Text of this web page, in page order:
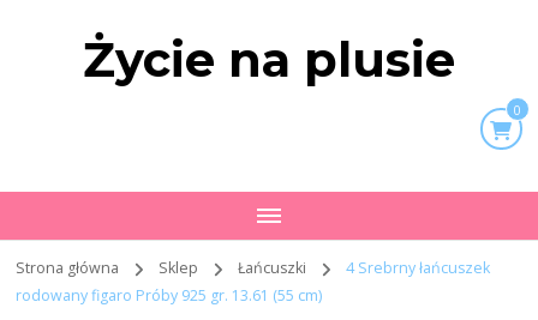
Życie na plusie
0
Strona główna Sklep Łańcuszki
4 Srebrny łańcuszek
rodowany figaro Próby 925 gr. 13.61 (55 cm)